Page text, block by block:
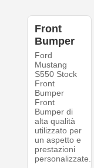
Front
Bumper
Ford
Mustang
S550 Stock
Front
Bumper
Front
Bumper di
alta qualità
utilizzato per
un aspetto e
prestazioni
personalizzate.